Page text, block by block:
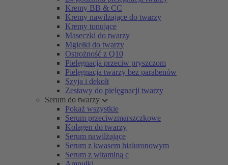
Kremy BB & CC
Kremy nawilżające do twarzy
Kremy tonujące
Maseczki do twarzy
Mgiełki do twarzy
Ostrożność z Q10
Pielęgnacja przeciw pryszczom
Pielęgnacja twarzy bez parabenów
Szyja i dekolt
Zestawy do pielęgnacji twarzy
Serum do twarzy
Pokaż wszystkie
Serum przeciwzmarszczkowe
Kolagen do twarzy
Serum nawilżające
Serum z kwasem hialuronowym
Serum z witaminą c